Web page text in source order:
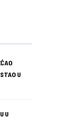
U
U